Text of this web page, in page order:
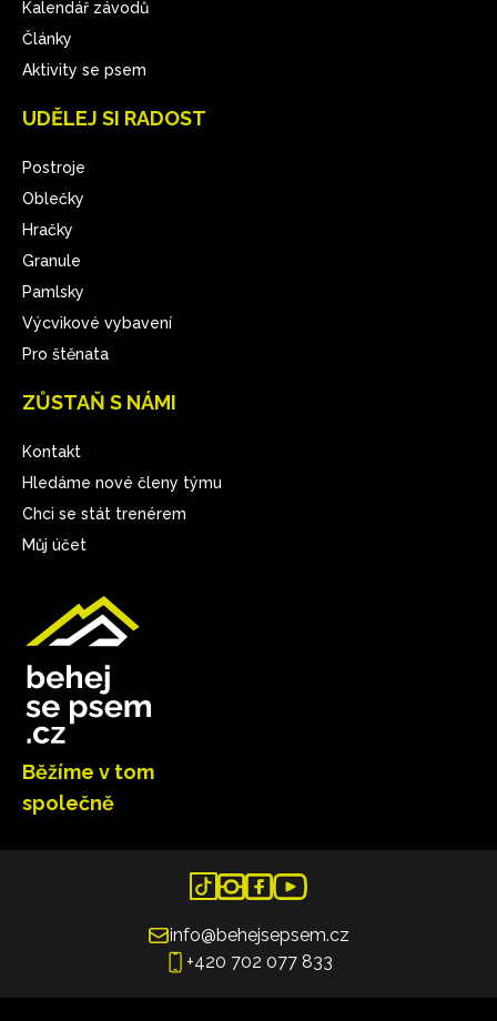
Běžíme v tom
společně
Kalendář závodů
Články
Aktivity se psem
UDĚLEJ SI RADOST
Postroje
Oblečky
Hračky
Granule
Pamlsky
Výcvikové vybavení
Pro štěnata
ZŮSTAŇ S NÁMI
Kontakt
Hledáme nové členy týmu
Chci se stát trenérem
Můj účet
info@behejsepsem.cz
+420 702 077 833